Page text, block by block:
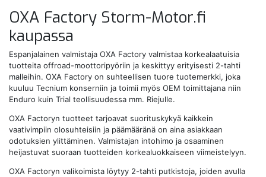
OXA Factory Storm-Motor.fi
kaupassa
Espanjalainen valmistaja OXA Factory valmistaa korkealaatuisia
tuotteita offroad-moottoripyöriin ja keskittyy erityisesti 2-tahti
malleihin. OXA Factory on suhteellisen tuore tuotemerkki, joka
kuuluu Tecnium konserniin ja toimii myös OEM toimittajana niin
Enduro kuin Trial teollisuudessa mm. Riejulle.
OXA Factoryn tuotteet tarjoavat suorituskykyä kaikkein
vaativimpiin olosuhteisiin ja päämääränä on aina asiakkaan
odotuksien ylittäminen. Valmistajan intohimo ja osaaminen
heijastuvat suoraan tuotteiden korkealuokkaiseen viimeistelyyn.
OXA Factoryn valikoimista löytyy 2-tahti putkistoja, joiden avulla